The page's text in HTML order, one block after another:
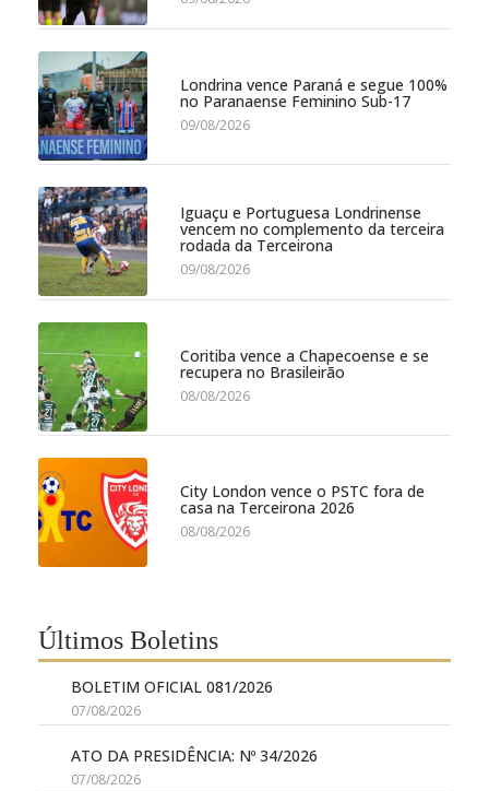
Londrina vence Paraná e segue 100%
no Paranaense Feminino Sub-17
09/08/2026
Iguaçu e Portuguesa Londrinense
vencem no complemento da terceira
rodada da Terceirona
09/08/2026
Coritiba vence a Chapecoense e se
recupera no Brasileirão
08/08/2026
City London vence o PSTC fora de
casa na Terceirona 2026
08/08/2026
Últimos Boletins
BOLETIM OFICIAL 081/2026
07/08/2026
ATO DA PRESIDÊNCIA: Nº 34/2026
07/08/2026